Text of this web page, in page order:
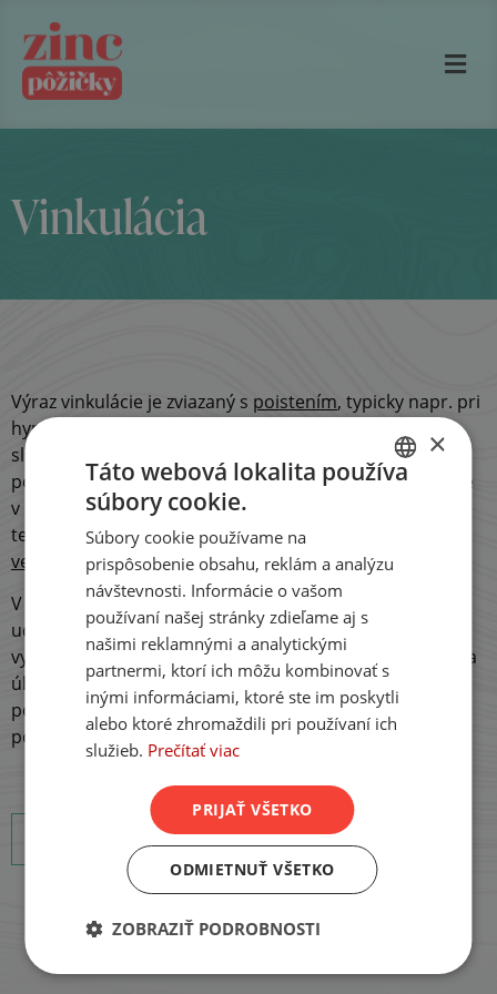
Vinkulácia
Výraz vinkulácie je zviazaný s poistením, typicky napr. pri
hypotekárnych úveroch. Termín vychádza z latinského
slova vinculum, ktoré znamená puto. Vinkulácia
poistného plnenia v prospech tretej osoby znamená, že
v prípade poistnej udalosti je poistné plnenie vyplatené
tejto tretej osobe. Najčastejšie to býva banka alebo iný
veriteľ
, ktorého služba je poistkou krytá.
V praxi vinkulácia funguje tak, že pri vzniku poistnej
udalosti je suma zodpovedajúca poistnému plneniu
vyplatená tretej osobe (napríklad spomínanej banke) na
úhradu záväzkov poisteného. Zostávajúcu sumu
poistného plnenia potom tretia osoba vyplatí
poistenému.
Späť na Slovník pojmov
×
Táto webová lokalita používa
súbory cookie.
Súbory cookie používame na
prispôsobenie obsahu, reklám a analýzu
návštevnosti. Informácie o vašom
používaní našej stránky zdieľame aj s
našimi reklamnými a analytickými
partnermi, ktorí ich môžu kombinovať s
inými informáciami, ktoré ste im poskytli
alebo ktoré zhromaždili pri používaní ich
služieb. Prečítať viac
PRIJAŤ VŠETKO
ODMIETNUŤ VŠETKO
ZOBRAZIŤ PODROBNOSTI